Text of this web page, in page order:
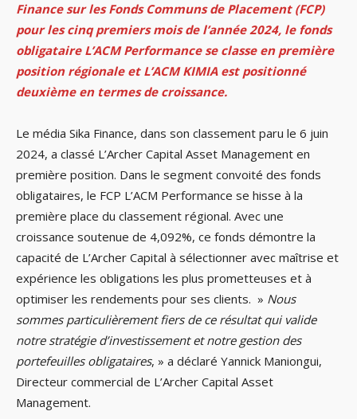
Finance sur les Fonds Communs de Placement (FCP)
pour les cinq premiers mois de l’année 2024, le fonds
obligataire L’ACM Performance se classe en première
position régionale et L’ACM KIMIA est positionné
deuxième en termes de croissance.
Le média Sika Finance, dans son classement paru le 6 juin
2024, a classé L’Archer Capital Asset Management en
première position. Dans le segment convoité des fonds
obligataires, le FCP L’ACM Performance se hisse à la
première place du classement régional. Avec une
croissance soutenue de 4,092%, ce fonds démontre la
capacité de L’Archer Capital à sélectionner avec maîtrise et
expérience les obligations les plus prometteuses et à
optimiser les rendements pour ses clients. » Nous
sommes particulièrement fiers de ce résultat qui valide
notre stratégie d’investissement et notre gestion des
portefeuilles obligataires, » a déclaré Yannick Maniongui,
Directeur commercial de L’Archer Capital Asset
Management.